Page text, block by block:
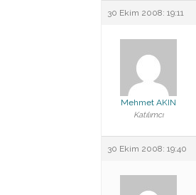
30 Ekim 2008: 19:11
Mehmet AKIN
Katılımcı
30 Ekim 2008: 19:40